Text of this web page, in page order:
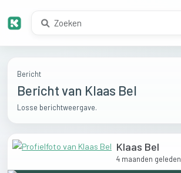
Bericht
Bericht van Klaas Bel
Losse berichtweergave.
Klaas Bel
4 maanden geleden